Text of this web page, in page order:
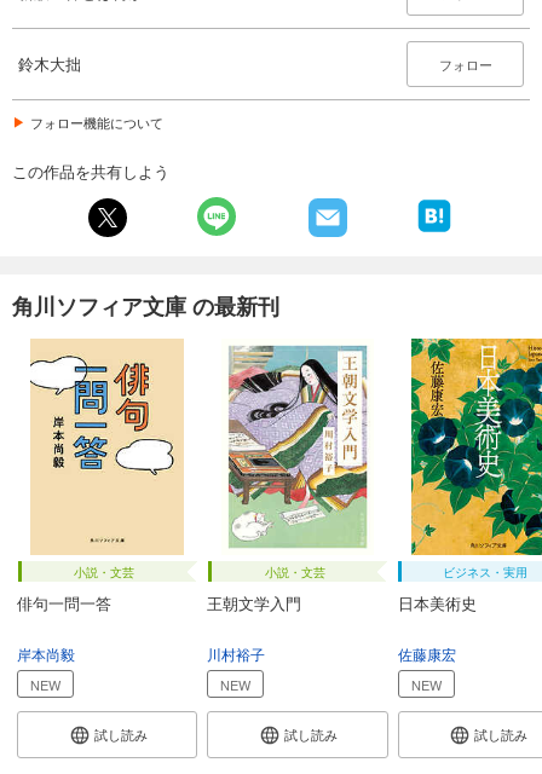
鈴木大拙 フォロー
フォロー機能について
この作品を共有しよう
角川ソフィア文庫 の最新刊
小説・文芸
俳句一問一答
岸本尚毅
NEW
試し読み
小説・文芸
王朝文学入門
川村裕子
NEW
試し読み
ビジネス・実用
日本美術史
佐藤康宏
NEW
試し読み